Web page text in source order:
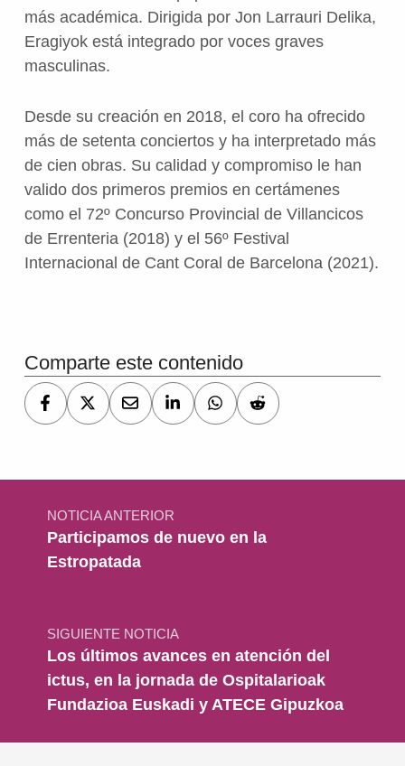
más académica. Dirigida por Jon Larrauri Delika,
Eragiyok está integrado por voces graves
masculinas.
Desde su creación en 2018, el coro ha ofrecido
más de setenta conciertos y ha interpretado más
de cien obras. Su calidad y compromiso le han
valido dos primeros premios en certámenes
como el 72º Concurso Provincial de Villancicos
de Errenteria (2018) y el 56º Festival
Internacional de Cant Coral de Barcelona (2021).
Comparte este contenido
Navegación de entradas
NOTICIA ANTERIOR
Participamos de nuevo en la
Estropatada
SIGUIENTE NOTICIA
Los últimos avances en atención del
ictus, en la jornada de Ospitalarioak
Fundazioa Euskadi y ATECE Gipuzkoa